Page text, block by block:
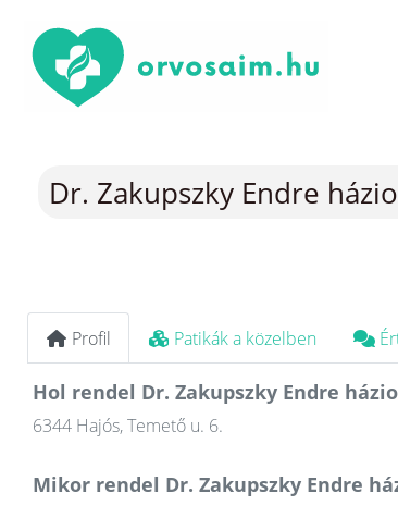
Dr. Zakupszky Endre
Profil Patikák a közelben
Hol rendel Dr. Zakupszky Endre
6344 Hajós, Temető u. 6.
Mikor rendel Dr. Zakupszky Endre